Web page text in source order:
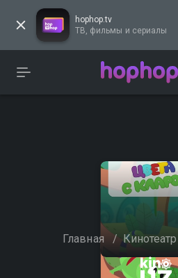
hophop.tv
ТВ, фильмы и сериалы
Главная / Кинотеатр